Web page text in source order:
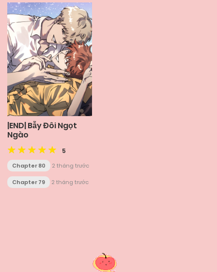
|END| Bẫy Đôi Ngọt
Ngào
5
Chapter 80 2 tháng trước
Chapter 79 2 tháng trước